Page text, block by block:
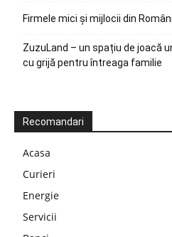
Firmele mici și mijlocii din
ZuzuLand – un spațiu de joacă
cu grijă pentru întreaga familie
Recomandari
Acasa
Curieri
Energie
Servicii